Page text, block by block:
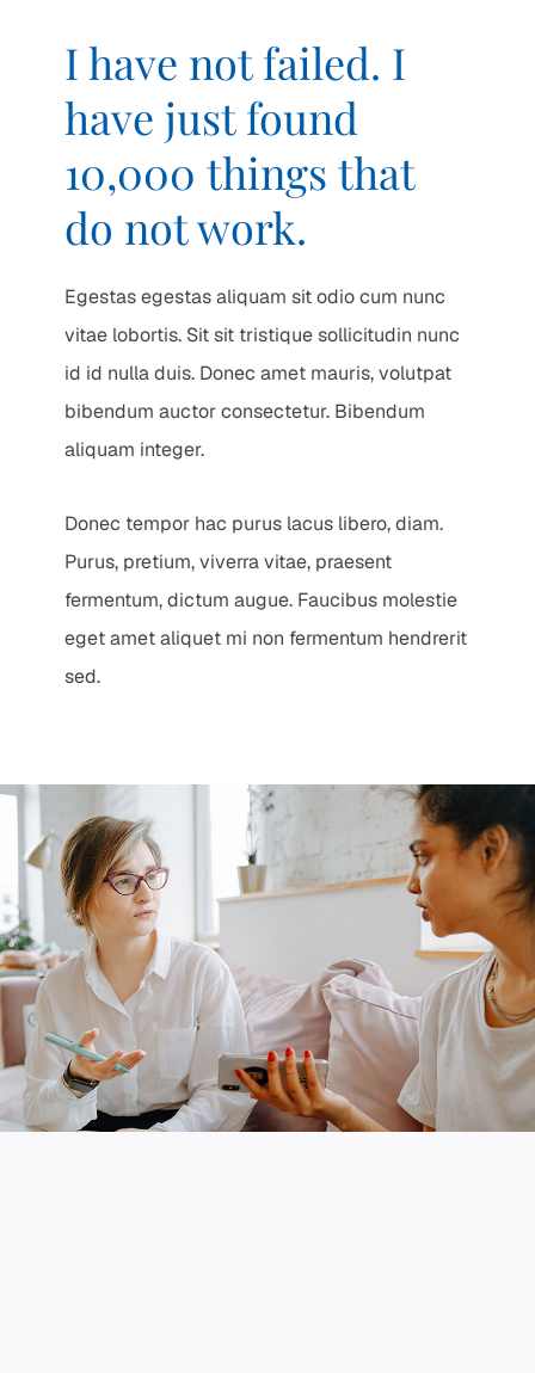
I have not failed. I
have just found
10,000 things that
do not work.
Egestas egestas aliquam sit odio cum nunc
vitae lobortis. Sit sit tristique sollicitudin nunc
id id nulla duis. Donec amet mauris, volutpat
bibendum auctor consectetur. Bibendum
aliquam integer.
Donec tempor hac purus lacus libero, diam.
Purus, pretium, viverra vitae, praesent
fermentum, dictum augue. Faucibus molestie
eget amet aliquet mi non fermentum hendrerit
sed.